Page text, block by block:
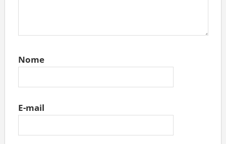
Nome
E-mail